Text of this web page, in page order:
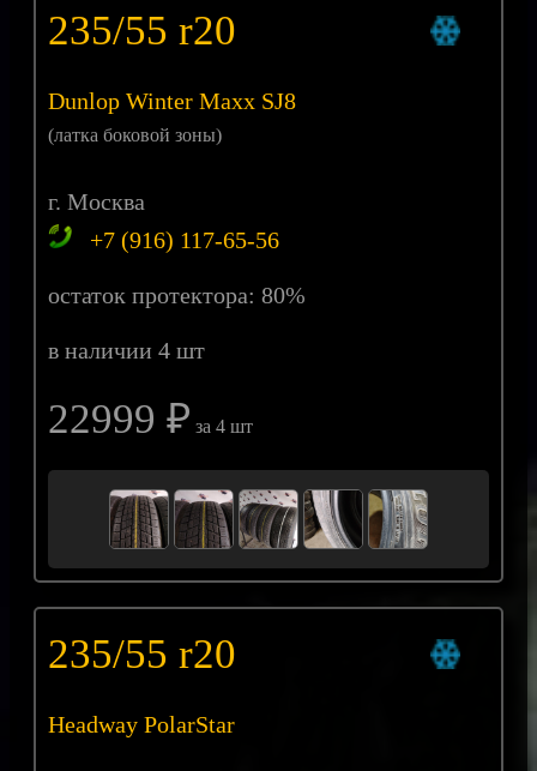
235/55 r20
Dunlop Winter Maxx SJ8
(латка боковой зоны)
г. Москва
+7 (916) 117-65-56
остаток протектора: 80%
в наличии 4 шт
22999 ₽ за 4 шт
235/55 r20
Headway PolarStar